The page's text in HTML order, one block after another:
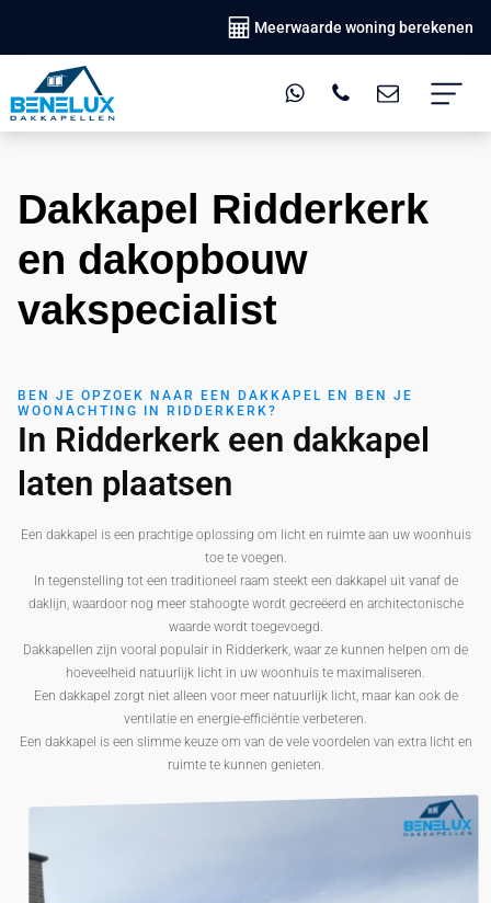
Meerwaarde woning berekenen
Dakkapel Ridderkerk
en dakopbouw
vakspecialist
BEN JE OPZOEK NAAR EEN DAKKAPEL EN BEN JE
WOONACHTING IN RIDDERKERK?
In Ridderkerk een dakkapel
laten plaatsen
Een dakkapel is een prachtige oplossing om licht en ruimte aan uw woonhuis
toe te voegen.
In tegenstelling tot een traditioneel raam steekt een dakkapel uit vanaf de
daklijn, waardoor nog meer stahoogte wordt gecreëerd en architectonische
waarde wordt toegevoegd.
Dakkapellen zijn vooral populair in Ridderkerk, waar ze kunnen helpen om de
hoeveelheid natuurlijk licht in uw woonhuis te maximaliseren.
Een dakkapel zorgt niet alleen voor meer natuurlijk licht, maar kan ook de
ventilatie en energie-efficiëntie verbeteren.
Een dakkapel is een slimme keuze om van de vele voordelen van extra licht en
ruimte te kunnen genieten.